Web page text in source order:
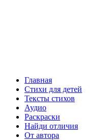
Главная
Стихи для детей
Тексты стихов
Аудио
Раскраски
Найди отличия
От автора